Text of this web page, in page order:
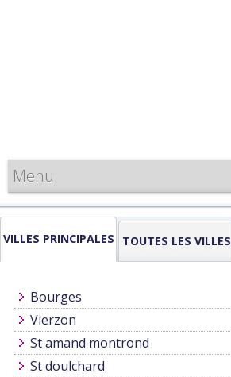
Menu
CARTE DE FRANCE
INFORMATIONS
VILLES PRINCIPALES TOUTES LES VILLES
Bourges
Vierzon
St amand montrond
St doulchard